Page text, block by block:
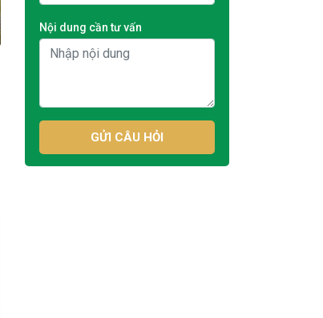
Nội dung cần tư vấn
GỬI CÂU HỎI